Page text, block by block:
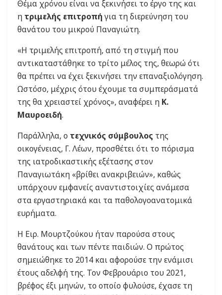
Θέμα χρόνου είναι να ξεκινήσει το έργο της και
η τριμελής επιτροπήγια τη διερεύνηση του
θανάτου του μικρού Παναγιώτη.
«Η τριμελής επιτροπή, από τη στιγμή που
αντικαταστάθηκε το τρίτο μέλος της, θεωρώ ότι
θα πρέπει να έχει ξεκινήσει την επαναξιολόγηση.
Ωστόσο, μέχρις ότου έχουμε τα συμπεράσματά
της θα χρειαστεί χρόνος», αναφέρει η Κ.
Μαυροειδή.
Παράλληλα, ο τεχνικός σύμβουλος της
οικογένειας, Γ. Λέων, προσθέτει ότι το πόρισμα
της ιατροδικαστικής εξέτασης στον
Παναγιωτάκη «βρίθει ανακριβειών», καθώς
υπάρχουν εμφανείς αναντιστοιχίες ανάμεσα
στα εργαστηριακά και τα παθολογοανατομικά
ευρήματα.
Η Ειρ. Μουρτζούκου ήταν παρούσα στους
θανάτους και των πέντε παιδιών. Ο πρώτος
σημειώθηκε το 2014 και αφορούσε την ενάμισι
έτους αδελφή της. Τον Φεβρουάριο του 2021,
βρέφος έξι μηνών, το οποίο φυλούσε, έχασε τη